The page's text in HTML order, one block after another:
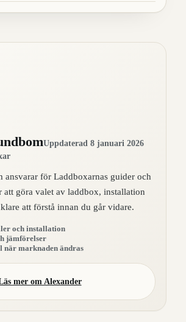
Uppdaterad 8 januari 2026
ansvarar för Laddboxarnas guider och
att göra valet av laddbox, installation
att förstå innan du går vidare.
och installation
jämförelser
när marknaden ändras
mer om Alexander